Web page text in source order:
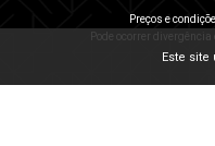
Este
Preços e
Pode ocorrer